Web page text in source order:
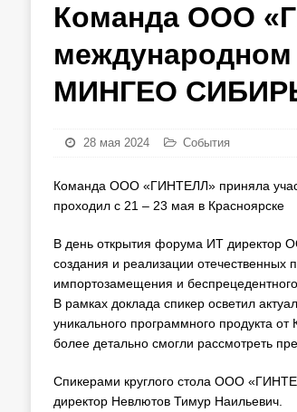
Команда ООО
международном
МИНГЕО
28 мая 2024 События
Команда ООО «ГИНТЕЛЛ» приняла
проходил с 21 – 23 мая в Красноярске
В день открытия форума ИТ директор
создания и реализации
импортозамещения и
В рамках доклада спикер осветил
уникального программного продукта
более детально смогли рассмотреть
Спикерами круглого стола ООО
директор Невлютов Тимур Наильевич.